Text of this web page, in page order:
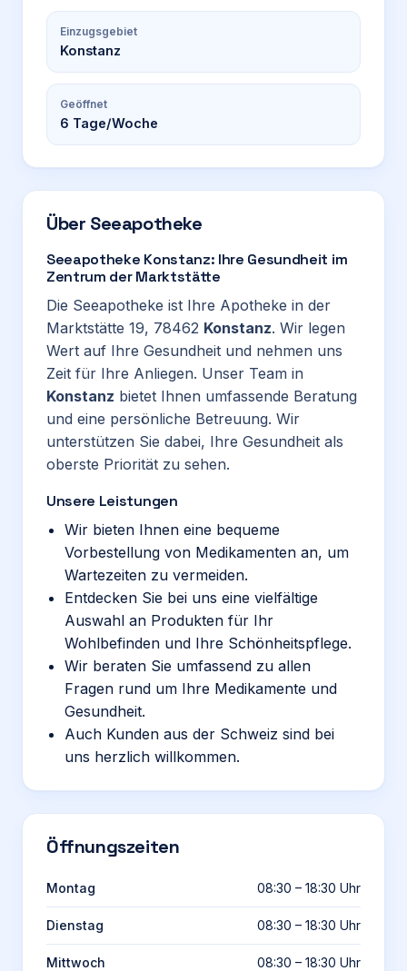
Einzugsgebiet
Konstanz
Geöffnet
6 Tage/Woche
Über Seeapotheke
Seeapotheke Konstanz: Ihre Gesundheit im
Zentrum der Marktstätte
Die Seeapotheke ist Ihre Apotheke in der
Marktstätte 19, 78462 Konstanz. Wir legen
Wert auf Ihre Gesundheit und nehmen uns
Zeit für Ihre Anliegen. Unser Team in
Konstanz bietet Ihnen umfassende Beratung
und eine persönliche Betreuung. Wir
unterstützen Sie dabei, Ihre Gesundheit als
oberste Priorität zu sehen.
Unsere Leistungen
Wir bieten Ihnen eine bequeme
Vorbestellung von Medikamenten an, um
Wartezeiten zu vermeiden.
Entdecken Sie bei uns eine vielfältige
Auswahl an Produkten für Ihr
Wohlbefinden und Ihre Schönheitspflege.
Wir beraten Sie umfassend zu allen
Fragen rund um Ihre Medikamente und
Gesundheit.
Auch Kunden aus der Schweiz sind bei
uns herzlich willkommen.
Öffnungszeiten
Montag 08:30 – 18:30 Uhr
Dienstag 08:30 – 18:30 Uhr
Mittwoch 08:30 – 18:30 Uhr